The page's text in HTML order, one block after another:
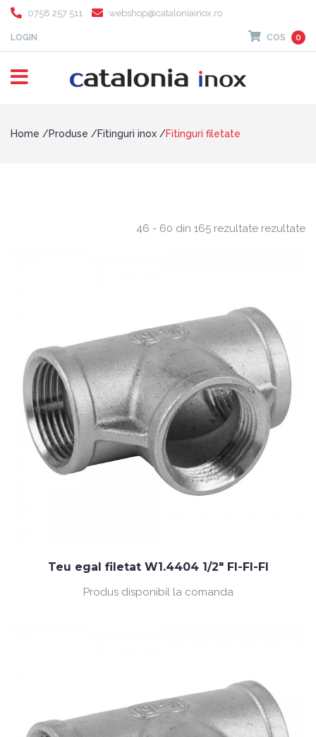
0758 257 511 webshop@cataloniainox.ro
LOGIN COS 0
Home Produse Fitinguri inox Fitinguri filetate
46 - 60 din 165 rezultate rezultate
Teu egal filetat W1.4404 1/2" FI-FI-FI
Produs disponibil la comanda